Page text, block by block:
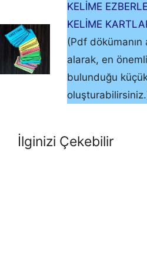
KELİME
KELİME
(Pdf dökümanın
alarak, en
bulunduğu
İlginizi Çekebilir